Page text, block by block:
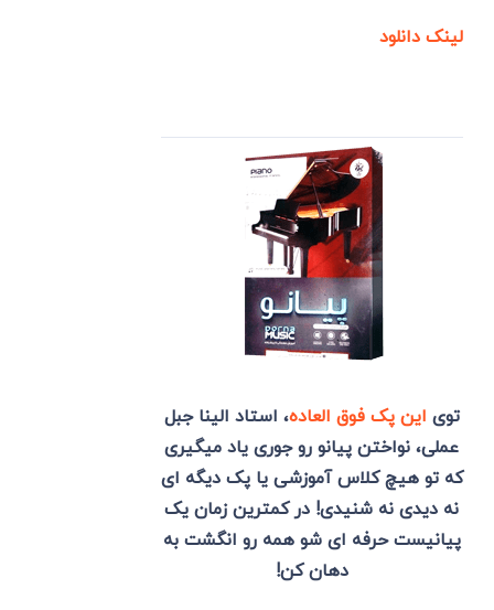
لینک دانلود
توی این پک فوق العاده، استاد الینا جبل
عملی، نواختن پیانو رو جوری یاد میگیری
که تو هیچ کلاس آموزشی یا پک دیگه ای
نه دیدی نه شنیدی! در کمترین زمان یک
پیانیست حرفه ای شو همه رو انگشت به
دهان کن!